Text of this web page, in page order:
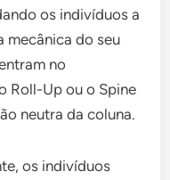
os indivíduos a
mecânica do seu
no
Roll-Up ou o Spine
neutra da coluna.
os indivíduos